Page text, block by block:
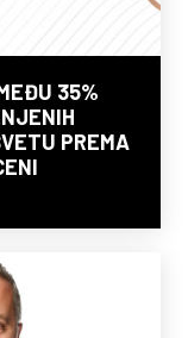
35%
PREMA